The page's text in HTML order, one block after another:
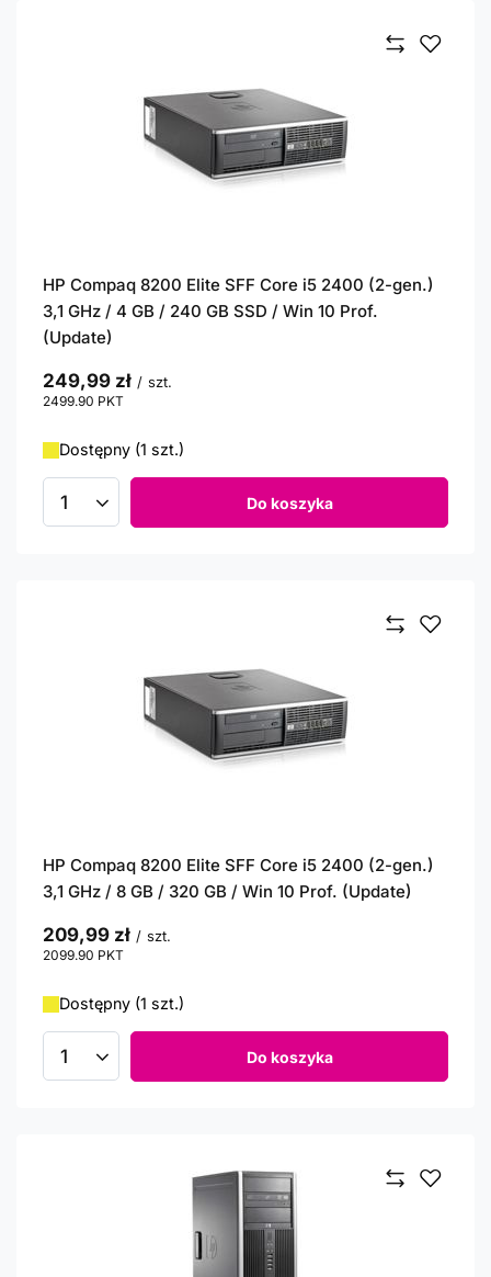
HP Compaq 8200 Elite SFF Core i5 2400 (2-gen.)
3,1 GHz / 4 GB / 240 GB SSD / Win 10 Prof.
(Update)
249,99 zł / szt.
2499.90 PKT
Dostępny (1 szt.)
Ilość produktów Do koszyka
HP Compaq 8200 Elite SFF Core i5 2400 (2-gen.)
3,1 GHz / 8 GB / 320 GB / Win 10 Prof. (Update)
209,99 zł / szt.
2099.90 PKT
Dostępny (1 szt.)
Ilość produktów Do koszyka